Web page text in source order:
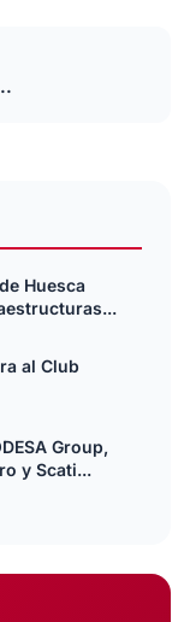
Huesca
al Club
Group,
y Scati...